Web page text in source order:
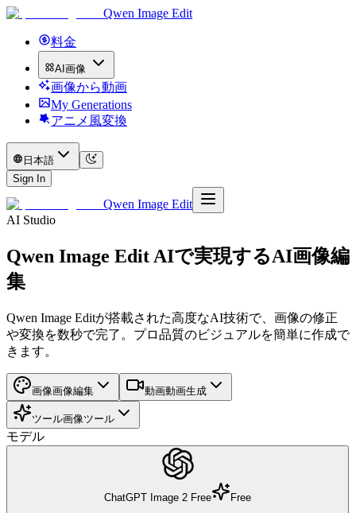
Qwen Image Edit
料金
AI画像
画像から動画
My Generations
アニメ風変換
日本語
Sign In
Qwen Image Edit
AI Studio
Qwen Image Edit AIで実現するAI画像編
集
Qwen Image Editが搭載された高度なAI技術で、画像の修正
や変換を数秒で完了。プロ品質のビジュアルを簡単に作成で
きます。
画像画像編集 動画動画生成
ツール画像ツール
モデル
ChatGPT Image 2 Free
Free